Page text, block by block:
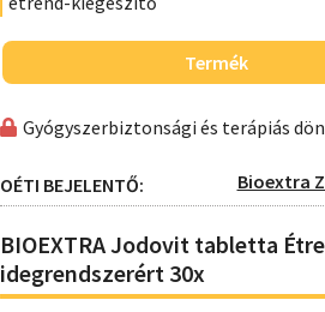
Termék
Gyógyszerbiztonsági és terápiás
OÉTI BEJELENTŐ: Bioextra
BIOEXTRA Jodovit tabletta
idegrendszerért 30x